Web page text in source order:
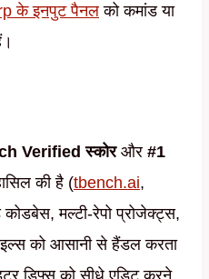
के इनपुट पैनल को कमांड या
Verified स्कोरऔर #1
की है (tbench.ai,
मल्टी-रेपो प्रोजेक्ट्स,
को आसानी से हैंडल करता
डिफ्स को सीधे एडिट करने